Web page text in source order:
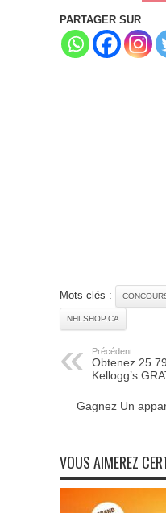
PARTAGER SUR
Mots clés :
NHLSHOP.CA
Précédent :
Obtenez 25
Kellogg’s
Gagnez Un
VOUS AIMEREZ